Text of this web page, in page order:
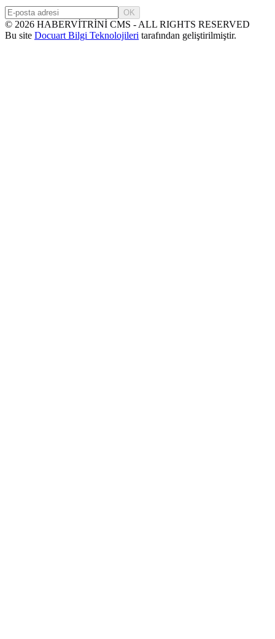
OK
© 2026 HABERVİTRİNİ CMS - ALL RIGHTS RESERVED
Bu site Docuart Bilgi Teknolojileri tarafından geliştirilmiştir.